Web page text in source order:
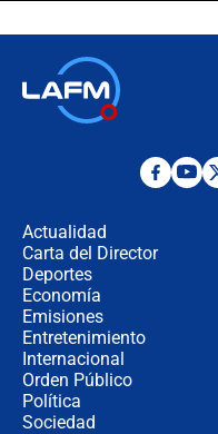
Actualidad
Carta del Director
Deportes
Economía
Emisiones
Entretenimiento
Internacional
Orden Público
Política
Sociedad